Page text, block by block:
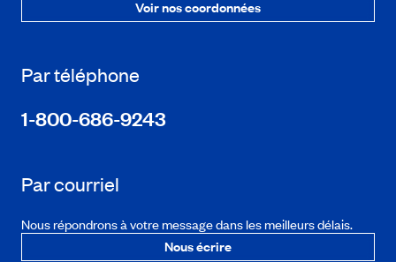
Voir nos coordonnées
Par téléphone
1-800-686-9243
Par courriel
Nous répondrons à votre message dans les meilleurs délais.
Nous écrire